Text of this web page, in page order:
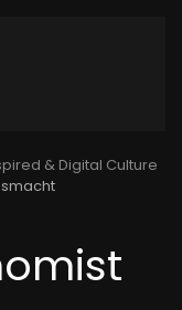
& Digital Culture